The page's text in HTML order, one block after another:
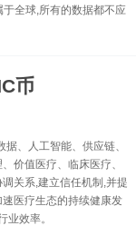
于全球,所有的数据都不应
币
、人工智能、供应链、
价值医疗、临床医疗、
关系,建立信任机制,并提
医疗生态的持续健康发
业效率。